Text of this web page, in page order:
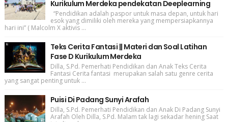
Kurikulum Merdeka pendekatan Deeplearning
“Pendidikan adalah paspor untuk masa depan, untuk hari
esok yang dimiliki oleh mereka yang mempersiapkannya
hari ini” ( Malcolm X aktivis ...
Teks Cerita Fantasi || Materi dan Soal Latihan
Fase D Kurikulum Merdeka
Dilla, S.Pd. Pemerhati Pendidikan dan Anak Teks Cerita
Fantasi Cerita fantasi merupakan salah satu genre cerita
yang sangat penting untuk ...
Puisi Di Padang Sunyi Arafah
Dilla, S.Pd. Pemerhati Pendidikan dan Anak Di Padang Sunyi
Arafah Oleh Dilla, S.Pd. Malam tak lagi sekadar hening Saat